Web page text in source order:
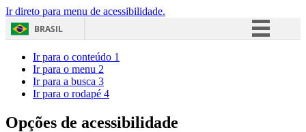
Ir direto para menu de acessibilidade.
BRASIL
Acesso à informação
Ir para o conteúdo 1
Ir para o menu 2
Ir para a busca 3
Ir para o rodapé 4
Opções de acessibilidade